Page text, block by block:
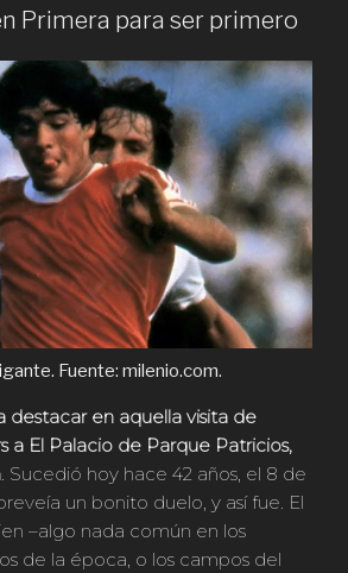
Primera para ser primero
Fuente: milenio.com.
a destacar en aquella visita de
a El Palacio de Parque Patricios,
. Sucedió hoy hace 42 años, el 8 de
un bonito duelo, y así fue. El
–algo nada común en los
de la época, o los campos del